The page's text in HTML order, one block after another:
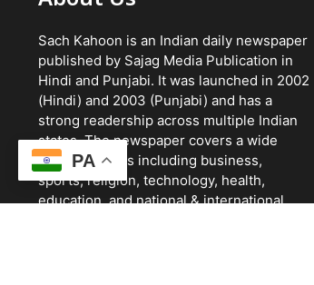
Sach Kahoon is an Indian daily newspaper
published by Sajag Media Publication in
Hindi and Punjabi. It was launched in 2002
(Hindi) and 2003 (Punjabi) and has a
strong readership across multiple Indian
states. The newspaper covers a wide
range of topics including business,
sports, religion, technology, health,
education, and national & international
PA